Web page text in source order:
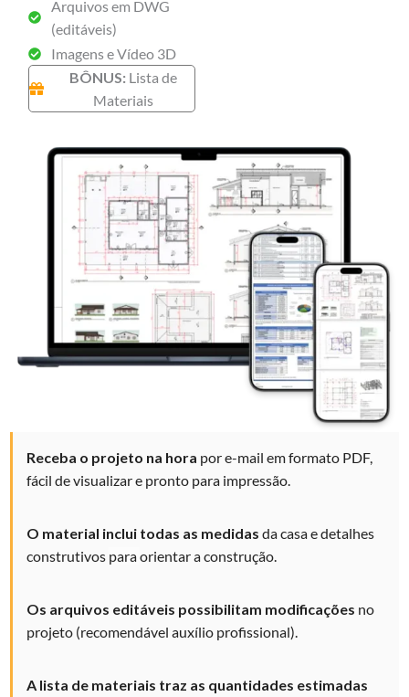
Arquivos em DWG
(editáveis)
Imagens e Vídeo 3D
BÔNUS: Lista de
Materiais
Receba o projeto na hora por e-mail em formato PDF,
fácil de visualizar e pronto para impressão.
O material inclui todas as medidas da casa e detalhes
construtivos paraorientar a construção.
Os arquivos editáveis possibilitam modificações no
projeto (recomendável auxílio profissional).
A lista de materiais traz as quantidades estimadas